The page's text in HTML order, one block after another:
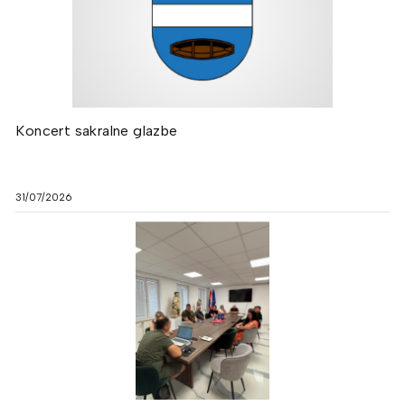
Koncert sakralne glazbe
31/07/2026